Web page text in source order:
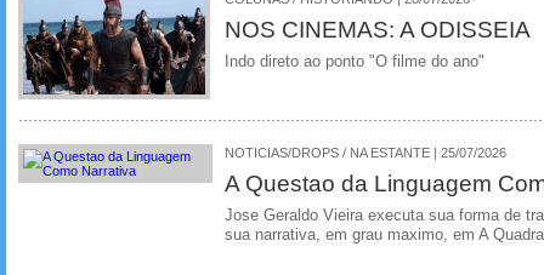
NOS CINEMAS: A ODISSEIA
Indo direto ao ponto "O filme do ano"
NOTICIAS/DROPS / NA ESTANTE | 25/07/2026
A Questao da Linguagem
Jose Geraldo Vieira executa sua forma de
sua narrativa, em grau maximo, em A